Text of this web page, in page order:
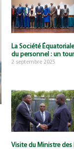
La Société
du personnel : un
2 septembre 2025
Visite du Ministre des